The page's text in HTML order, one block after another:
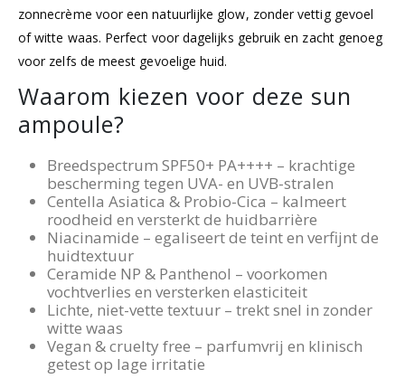
zonnecrème voor een natuurlijke glow, zonder vettig gevoel
of witte waas. Perfect voor dagelijks gebruik en zacht genoeg
voor zelfs de meest gevoelige huid.
Waarom kiezen voor deze sun
ampoule?
Breedspectrum SPF50+ PA++++ – krachtige
bescherming tegen UVA- en UVB-stralen
Centella Asiatica & Probio-Cica – kalmeert
roodheid en versterkt de huidbarrière
Niacinamide – egaliseert de teint en verfijnt de
huidtextuur
Ceramide NP & Panthenol – voorkomen
vochtverlies en versterken elasticiteit
Lichte, niet-vette textuur – trekt snel in zonder
witte waas
Vegan & cruelty free – parfumvrij en klinisch
getest op lage irritatie